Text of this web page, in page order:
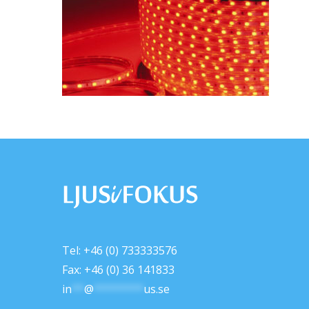
Tel: +46 (0) 733333576
Fax: +46 (0) 36 141833
in
@ us.se